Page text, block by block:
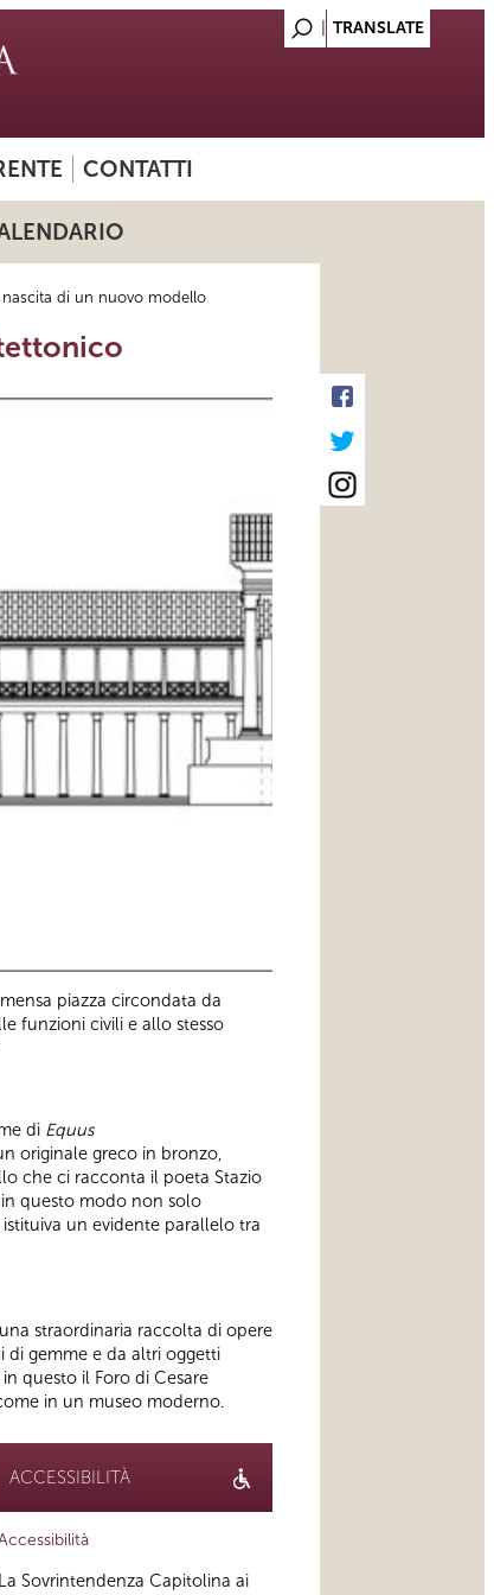
CONTATTI
di un nuovo modello
piazza circondata da
funzioni civili e allo stesso
di Equus
originale greco in bronzo,
che ci racconta il poeta Stazio
questo modo non solo
un evidente parallelo tra
straordinaria raccolta di opere
di gemme e da altri oggetti
questo il Foro di Cesare
in un museo moderno.
ACCESSIBILITÀ
La Sovrintendenza Capitolina ai